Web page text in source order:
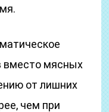
вместо мясных
от лишних
чем при